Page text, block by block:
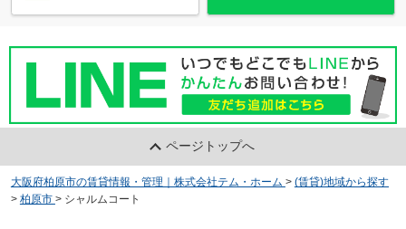
ページトップへ
大阪府柏原市の賃貸情報・管理｜株式会社テム・ホーム > (賃貸)地域から探す
> 柏原市 > シャルムコート